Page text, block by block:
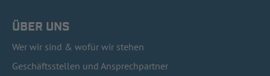
ÜBER UNS
Wer wir sind & wofür wir stehen
Geschäftsstellen und Ansprechpartner